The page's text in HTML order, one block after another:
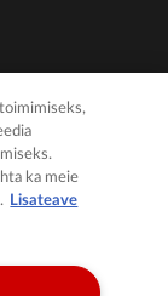
ka meie
Lisateave